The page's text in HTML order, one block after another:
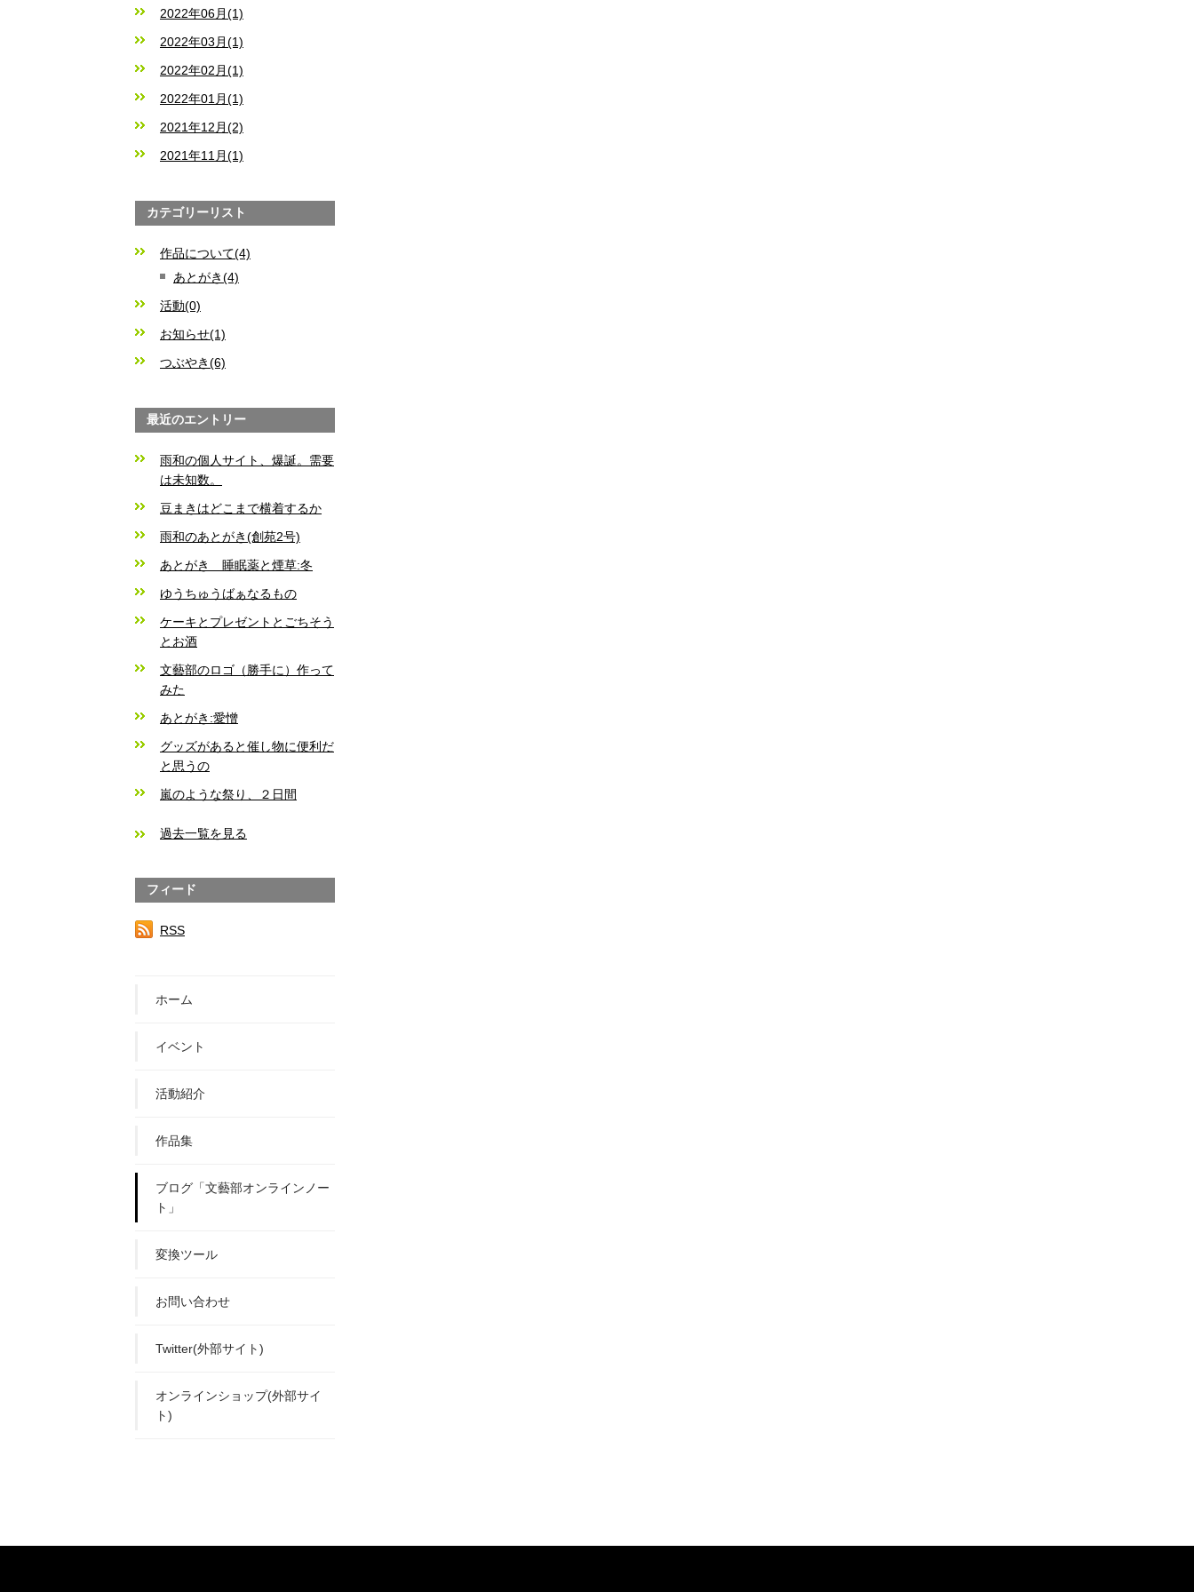
2022年06月(1)
2022年03月(1)
2022年02月(1)
2022年01月(1)
2021年12月(2)
2021年11月(1)
カテゴリーリスト
作品について(4)
あとがき(4)
活動(0)
お知らせ(1)
つぶやき(6)
最近のエントリー
雨和の個人サイト、爆誕。需要
は未知数。
豆まきはどこまで横着するか
雨和のあとがき(創苑2号)
あとがき 睡眠薬と煙草:冬
ゆうちゅうばぁなるもの
ケーキとプレゼントとごちそう
とお酒
文藝部のロゴ（勝手に）作って
みた
あとがき:愛憎
グッズがあると催し物に便利だ
と思うの
嵐のような祭り、２日間
過去一覧を見る
フィード
RSS
ホーム
イベント
活動紹介
作品集
ブログ「文藝部オンラインノー
ト」
変換ツール
お問い合わせ
Twitter(外部サイト)
オンラインショップ(外部サイ
ト)